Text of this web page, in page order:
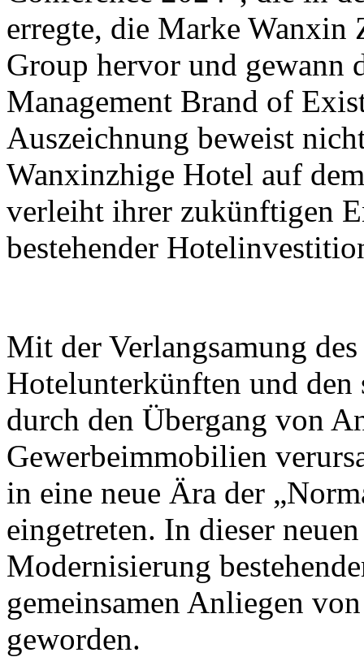
erregte, die Marke
Group hervor und gewann
Management Brand of
Auszeichnung beweist
Wanxinzhige Hotel auf
verleiht ihrer zukünftigen
bestehender
Mit der Verlangsamung
Hotelunterkünften und
durch den Übergang von
Gewerbeimmobilien
in eine neue Ära der
eingetreten. In dieser
Modernisierung
gemeinsamen Anliegen
geworden.